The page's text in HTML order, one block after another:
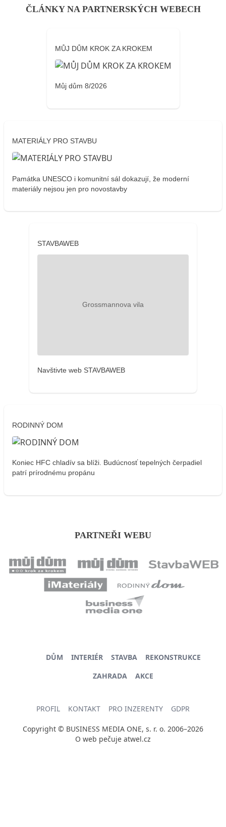
ČLÁNKY NA PARTNERSKÝCH WEBECH
MŮJ DŮM KROK ZA KROKEM
Můj dům 8/2026
MATERIÁLY PRO STAVBU
Památka UNESCO i komunitní sál dokazují, že moderní
materiály nejsou jen pro novostavby
STAVBAWEB
Navštivte web STAVBAWEB
RODINNÝ DOM
Koniec HFC chladív sa blíži. Budúcnosť tepelných čerpadiel
patrí prírodnému propánu
PARTNEŘI WEBU
DŮM INTERIÉR STAVBA
REKONSTRUKCE
ZAHRADA
AKCE
PROFIL KONTAKT PRO INZERENTY GDPR
Copyright © BUSINESS MEDIA ONE, s. r. o. 2006–2026